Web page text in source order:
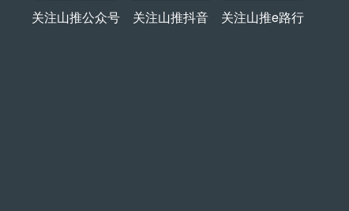
关注山推公众号 关注山推抖音 关注山推e路行